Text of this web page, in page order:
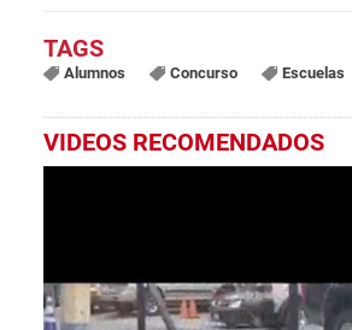
Alumnos Concurso Escuelas
VIDEOS RECOMENDADOS